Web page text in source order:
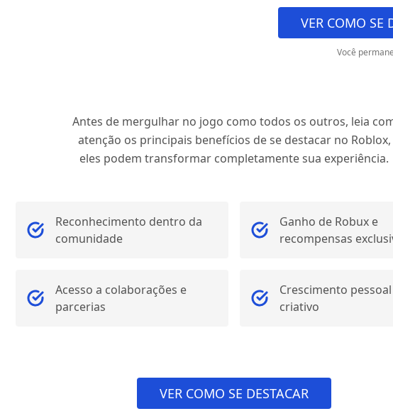
VER COMO SE
Você
Antes de mergulhar no jogo como todos os outros, leia
atenção os principais benefícios de se destacar no Roblox,
eles podem transformar completamente sua experiência.
Reconhecimento dentro da
comunidade
Ganho de Robux e
recompensas
Acesso a colaborações e
parcerias
Crescimento
criativo
VER COMO SE DESTACAR